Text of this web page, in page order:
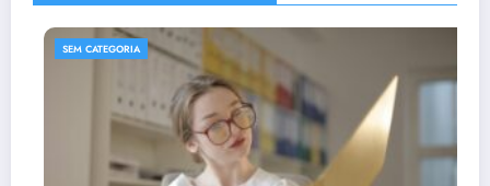
SEM CATEGORIA